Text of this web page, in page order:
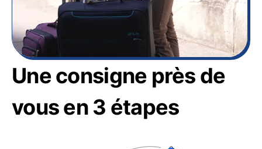
Une consigne près de
vous en 3 étapes